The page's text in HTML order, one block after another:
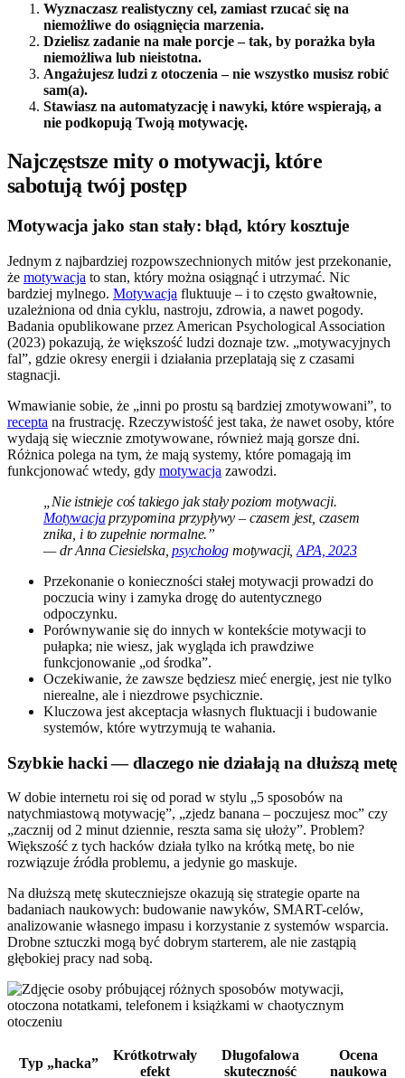
Wyznaczasz realistyczny cel, zamiast rzucać się na
niemożliwe do osiągnięcia marzenia.
Dzielisz zadanie na małe porcje – tak, by porażka była
niemożliwa lub nieistotna.
Angażujesz ludzi z otoczenia – nie wszystko musisz robić
sam(a).
Stawiasz na automatyzację i nawyki, które wspierają, a
nie podkopują Twoją motywację.
Najczęstsze mity o motywacji, które
sabotują twój postęp
Motywacja jako stan stały: błąd, który kosztuje
Jednym z najbardziej rozpowszechnionych mitów jest przekonanie,
że motywacja to stan, który można osiągnąć i utrzymać. Nic
bardziej mylnego. Motywacja fluktuuje – i to często gwałtownie,
uzależniona od dnia cyklu, nastroju, zdrowia, a nawet pogody.
Badania opublikowane przez American Psychological Association
(2023) pokazują, że większość ludzi doznaje tzw. „motywacyjnych
fal”, gdzie okresy energii i działania przeplatają się z czasami
stagnacji.
Wmawianie sobie, że „inni po prostu są bardziej zmotywowani”, to
recepta na frustrację. Rzeczywistość jest taka, że nawet osoby, które
wydają się wiecznie zmotywowane, również mają gorsze dni.
Różnica polega na tym, że mają systemy, które pomagają im
funkcjonować wtedy, gdy motywacja zawodzi.
„Nie istnieje coś takiego jak stały poziom motywacji.
Motywacjaprzypomina przypływy – czasem jest, czasem
znika, i to zupełnie normalne.”
— dr Anna Ciesielska,psycholog motywacji,APA, 2023
Przekonanie o konieczności stałej motywacji prowadzi do
poczucia winy i zamyka drogę do autentycznego
odpoczynku.
Porównywanie się do innych w kontekście motywacji to
pułapka; nie wiesz, jak wygląda ich prawdziwe
funkcjonowanie „od środka”.
Oczekiwanie, że zawsze będziesz mieć energię, jest nie tylko
nierealne, ale i niezdrowe psychicznie.
Kluczowa jest akceptacja własnych fluktuacji i budowanie
systemów, które wytrzymują te wahania.
Szybkie hacki — dlaczego nie działają na dłuższą metę
W dobie internetu roi się od porad w stylu „5 sposobów na
natychmiastową motywację”, „zjedz banana – poczujesz moc” czy
„zacznij od 2 minut dziennie, reszta sama się ułoży”. Problem?
Większość z tych hacków działa tylko na krótką metę, bo nie
rozwiązuje źródła problemu, a jedynie go maskuje.
Na dłuższą metę skuteczniejsze okazują się strategie oparte na
badaniach naukowych: budowanie nawyków, SMART-celów,
analizowanie własnego impasu i korzystanie z systemów wsparcia.
Drobne sztuczki mogą być dobrym starterem, ale nie zastąpią
głębokiej pracy nad sobą.
Typ „hacka”
Krótkotrwały
efekt
Długofalowa
skuteczność
Ocena
naukowa